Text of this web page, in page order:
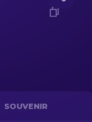
SOUVENIR